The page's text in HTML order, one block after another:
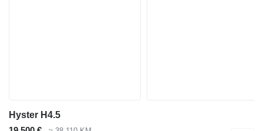
Hyster H4.5